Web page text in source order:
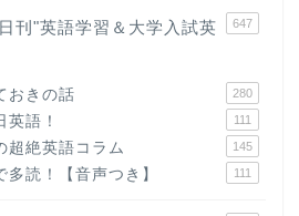
刊"英語学習＆大学入試英
647
おきの話 280
英語！ 111
超絶英語コラム 145
多読！【音声つき】 111